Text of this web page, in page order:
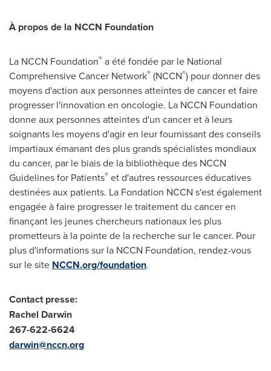
À propos de la NCCN Foundation
La NCCN Foundation® a été fondée par le National
Comprehensive Cancer Network® (NCCN®) pour donner des
moyens d'action aux personnes atteintes de cancer et faire
progresser l'innovation en oncologie. La NCCN Foundation
donne aux personnes atteintes d'un cancer et à leurs
soignants les moyens d'agir en leur fournissant des conseils
impartiaux émanant des plus grands spécialistes mondiaux
du cancer, par le biais de la bibliothèque des NCCN
Guidelines for Patients® et d'autres ressources éducatives
destinées aux patients. La Fondation NCCN s'est également
engagée à faire progresser le traitement du cancer en
finançant les jeunes chercheurs nationaux les plus
prometteurs à la pointe de la recherche sur le cancer. Pour
plus d'informations sur la NCCN Foundation, rendez-vous
sur le site NCCN.org/foundation.
Contact presse:
Rachel Darwin
267-622-6624
darwin@nccn.org